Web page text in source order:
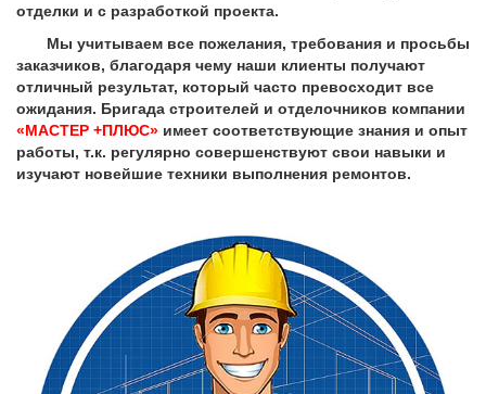
отделки и с разработкой проекта.
Мы учитываем все пожелания, требования и просьбы
заказчиков, благодаря чему наши клиенты получают
отличный результат, который часто превосходит все
ожидания. Бригада строителей и отделочников компании
«МАСТЕР +ПЛЮС» имеет соответствующие знания и опыт
работы, т.к. регулярно совершенствуют свои навыки и
изучают новейшие техники выполнения ремонтов.